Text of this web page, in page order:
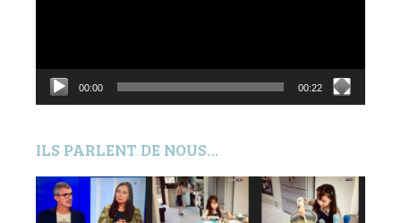
00:00 00:22
ILS PARLENT DE NOUS…